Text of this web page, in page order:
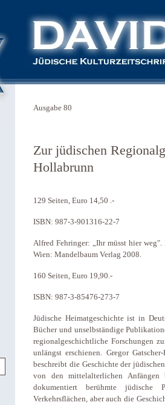
Ausgabe 80
Zur jüdischen
Hollabrunn
129 Seiten, Euro 14,50 .-
ISBN: 987-3-901316-22-7
Alfred Fehringer: „Ihr müsst hier
Wien: Mandelbaum Verlag 2008.
160 Seiten, Euro 19,90.-
ISBN: 987-3-85476-273-7
Jüdische Heimatgeschichte ist in
Bücher und unselbständige
regionalgeschichtliche Forschungen
unlängst erschienen. Gregor
beschreibt die Geschichte der
von den mittelalterlichen
dokumentiert berühmte jüdische
Verkehrsflächen, aber auch die